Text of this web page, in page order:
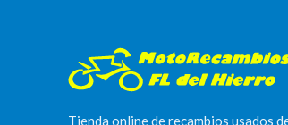
Tienda online de recambios usados